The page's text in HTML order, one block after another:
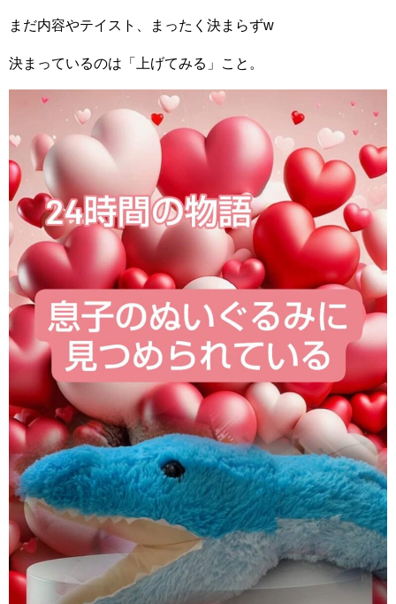
まだ内容やテイスト、まったく決まらずw
決まっているのは「上げてみる」こと。